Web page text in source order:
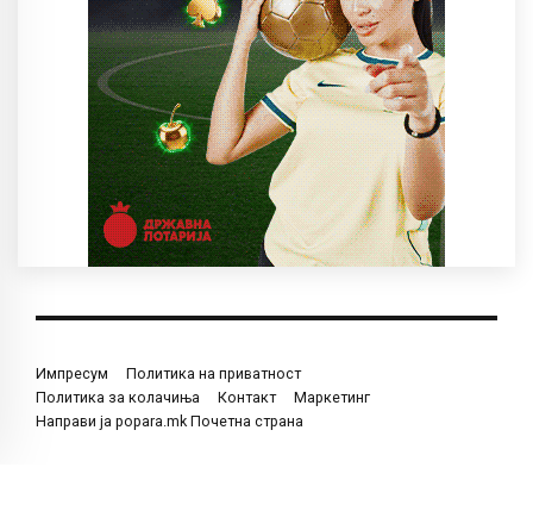
Импресум
Политика на приватност
Политика за колачиња
Контакт
Маркетинг
Направи ја popara.mk Почетна страна